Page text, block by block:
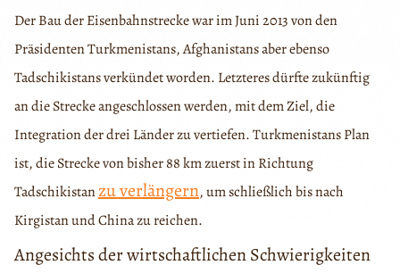
Der Bau der Eisenbahnstrecke war im Juni 2013 von den
Präsidenten Turkmenistans, Afghanistans aber ebenso
Tadschikistans verkündet worden. Letzteres dürfte zukünftig
an die Strecke angeschlossen werden, mit dem Ziel, die
Integration der drei Länder zu vertiefen. Turkmenistans Plan
ist, die Strecke von bisher 88 km zuerst in Richtung
Tadschikistanzu verlängern, um schließlich bis nach
Kirgistan und China zu reichen.
Angesichts der wirtschaftlichen Schwierigkeiten